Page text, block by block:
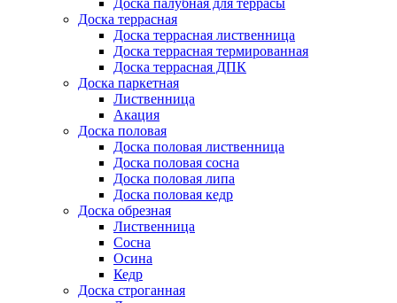
Доска палубная для террасы
Доска террасная
Доска террасная лиственница
Доска террасная термированная
Доска террасная ДПК
Доска паркетная
Лиственница
Акация
Доска половая
Доска половая лиственница
Доска половая сосна
Доска половая липа
Доска половая кедр
Доска обрезная
Лиственница
Сосна
Осина
Кедр
Доска строганная